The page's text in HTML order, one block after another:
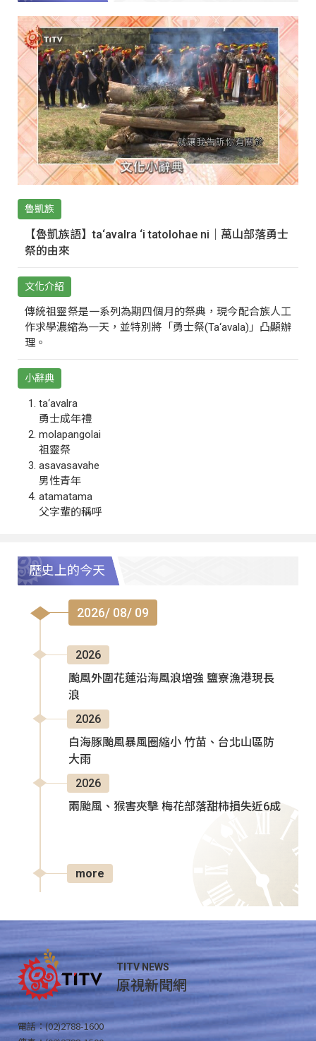
魯凱族
【魯凱族語】ta‘avalra ‘i tatolohae ni｜萬山部落勇士
祭的由來
文化介紹
傳統祖靈祭是一系列為期四個月的祭典，現今配合族人工
作求學濃縮為一天，並特別將「勇士祭(Ta‘avala)」凸顯辦
理。
小辭典
ta‘avalra
勇士成年禮
molapangolai
祖靈祭
asavasavahe
男性青年
atamatama
父字輩的稱呼
歷史上的今天
2026/ 08/ 09
2026
颱風外圍花蓮沿海風浪增強 鹽寮漁港現長
浪
2026
白海豚颱風暴風圈縮小 竹苗、台北山區防
大雨
2026
兩颱風、猴害夾擊 梅花部落甜柿損失近6成
more
TITV NEWS
原視新聞網
電話：(02)2788-1600